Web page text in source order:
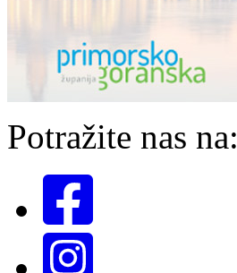
Potražite nas na: